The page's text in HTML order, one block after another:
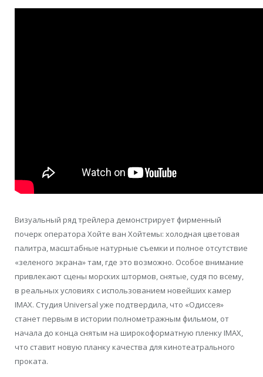
Визуальный ряд трейлера демонстрирует фирменный
почерк оператора Хойте ван Хойтемы: холодная цветовая
палитра, масштабные натурные съемки и полное отсутствие
«зеленого экрана» там, где это возможно. Особое внимание
привлекают сцены морских штормов, снятые, судя по всему,
в реальных условиях с использованием новейших камер
IMAX. Студия Universal уже подтвердила, что «Одиссея»
станет первым в истории полнометражным фильмом, от
начала до конца снятым на широкоформатную пленку IMAX,
что ставит новую планку качества для кинотеатрального
проката.